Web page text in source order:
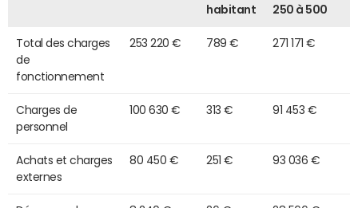
habitant
250 à 500
Total des charges
de
fonctionnement
253 220 € 789 € 271 171 €
Charges de
personnel
100 630 € 313 € 91 453 €
Achats et charges
externes
80 450 € 251 € 93 036 €